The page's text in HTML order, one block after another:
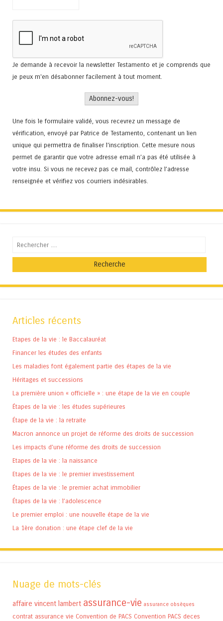
Je demande à recevoir la newsletter Testamento et je comprends que
je peux m'en désabonner facilement à tout moment.
Une fois le formulaire validé, vous recevrez un message de
vérification, envoyé par Patrice de Testamento, contenant un lien
unique qui permettra de finaliser l'inscription. Cette mesure nous
permet de garantir que votre adresse email n’a pas été utilisée à
votre insu. Si vous ne recevez pas ce mail, contrôlez l’adresse
renseignée et vérifiez vos courriers indésirables.
Recherche
Articles récents
Etapes de la vie : le Baccalauréat
Financer les études des enfants
Les maladies font également partie des étapes de la vie
Héritages et successions
La première union « officielle » : une étape de la vie en couple
Étapes de la vie : les études supérieures
Étape de la vie : la retraite
Macron annonce un projet de réforme des droits de succession
Les impacts d’une réforme des droits de succession
Etapes de la vie : la naissance
Etapes de la vie : le premier investissement
Étapes de la vie : le premier achat immobilier
Étapes de la vie : l’adolescence
Le premier emploi : une nouvelle étape de la vie
La 1ère donation : une étape clef de la vie
Nuage de mots-clés
affaire vincent lambert assurance-vie assurance obsèques
contrat assurance vie Convention de PACS Convention PACS deces